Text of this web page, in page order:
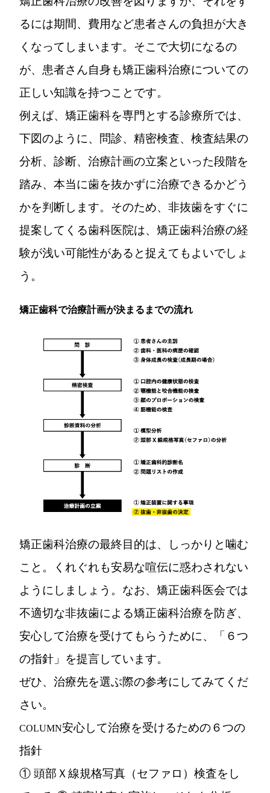
るには期間、費用など患者さんの負担が大き
くなってしまいます。そこで大切になるの
が、患者さん自身も矯正歯科治療についての
正しい知識を持つことです。
例えば、矯正歯科を専門とする診療所では、
下図のように、問診、精密検査、検査結果の
分析、診断、治療計画の立案といった段階を
踏み、本当に歯を抜かずに治療できるかどう
かを判断します。そのため、非抜歯をすぐに
提案してくる歯科医院は、矯正歯科治療の経
験が浅い可能性があると捉えてもよいでしょ
う。
矯正歯科で治療計画が決まるまでの流れ
矯正歯科治療の最終目的は、しっかりと噛む
こと。くれぐれも安易な喧伝に惑わされない
ようにしましょう。なお、矯正歯科医会では
不適切な非抜歯による矯正歯科治療を防ぎ、
安心して治療を受けてもらうために、「６つ
の指針」を提言しています。
ぜひ、治療先を選ぶ際の参考にしてみてくだ
さい。
COLUMN安心して治療を受けるための６つの
指針
① 頭部Ｘ線規格写真（セファロ）検査をし